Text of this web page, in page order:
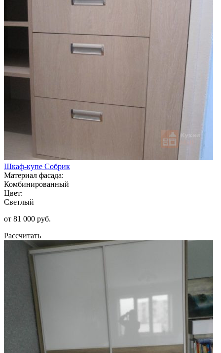
Шкаф-купе Собрик
Материал фасада:
Комбинированный
Цвет:
Светлый
от 81 000 руб.
Рассчитать